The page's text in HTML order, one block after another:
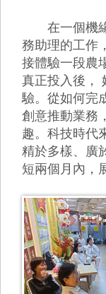
在一個機緣
務助理的工作
接體驗一段農
真正投入後，
驗。從如何完
創意推動業務
趣。科技時代
精於多樣、廣
短兩個月內，